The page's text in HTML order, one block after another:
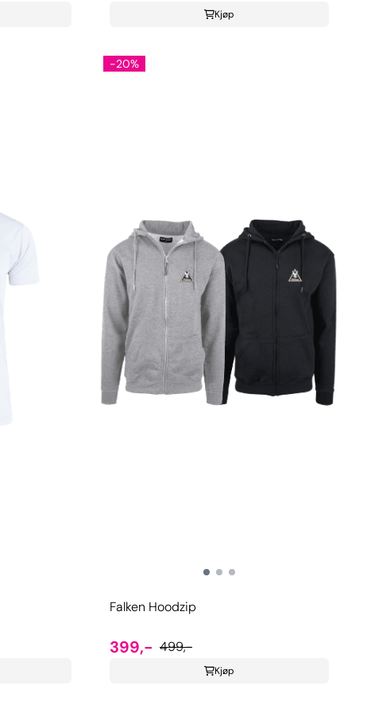
Kjøp
-20%
Falken Hoodzip
399,- 499,-
Kjøp